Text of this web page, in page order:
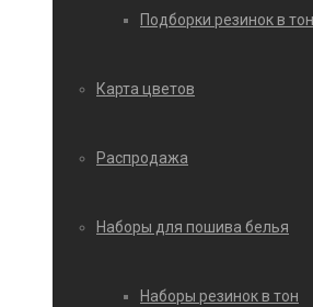
Подборки резинок в тон
Карта цветов
Распродажа
Наборы для пошива белья
Наборы резинок в тон